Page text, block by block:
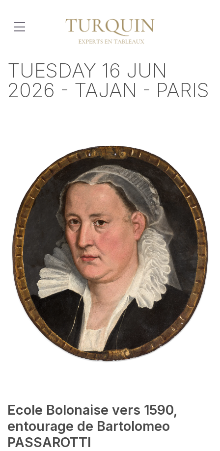
TUESDAY 16 JUN
2026 - TAJAN - PARIS
Ecole Bolonaise vers 1590,
entourage de Bartolomeo
PASSAROTTI